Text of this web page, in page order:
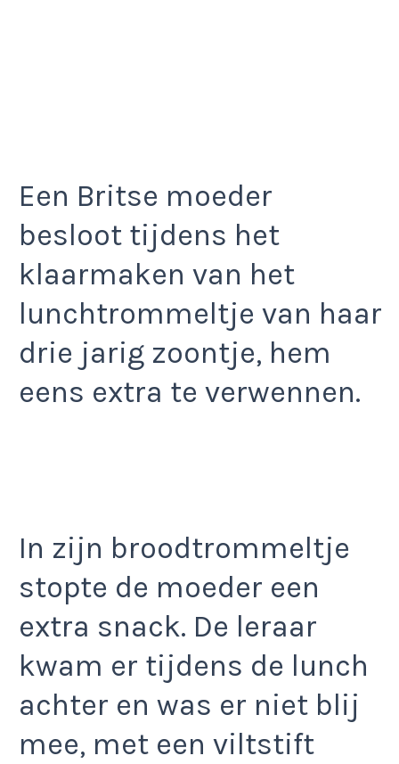
Een Britse moeder
besloot tijdens het
klaarmaken van het
lunchtrommeltje van haar
drie jarig zoontje, hem
eens extra te verwennen.
In zijn broodtrommeltje
stopte de moeder een
extra snack. De leraar
kwam er tijdens de lunch
achter en was er niet blij
mee, met een viltstift